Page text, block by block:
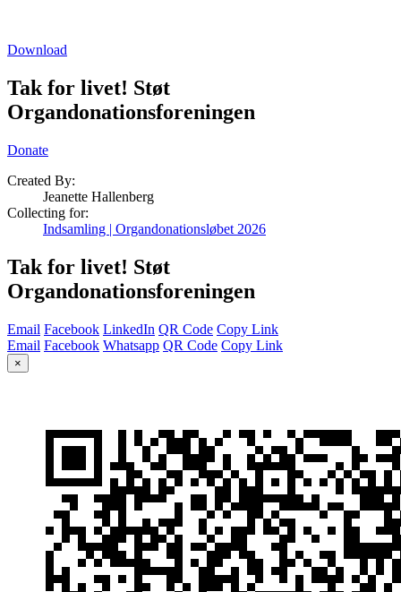
Download
Tak for livet! Støt
Organdonationsforeningen
Donate
Created By:
Jeanette Hallenberg
Collecting for:
Indsamling | Organdonationsløbet 2026
Tak for livet! Støt
Organdonationsforeningen
Email Facebook LinkedIn QR Code Copy Link
Email Facebook Whatsapp QR Code Copy Link
×